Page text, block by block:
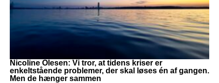
Nicoline Olesen: Vi tror, at tidens kriser er
enkeltstående problemer, der skal løses én af gangen.
Men de hænger sammen